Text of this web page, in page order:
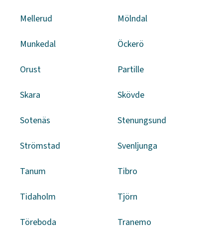
Mellerud Mölndal
Munkedal Öckerö
Orust Partille
Skara Skövde
Sotenäs Stenungsund
Strömstad Svenljunga
Tanum Tibro
Tidaholm Tjörn
Töreboda Tranemo